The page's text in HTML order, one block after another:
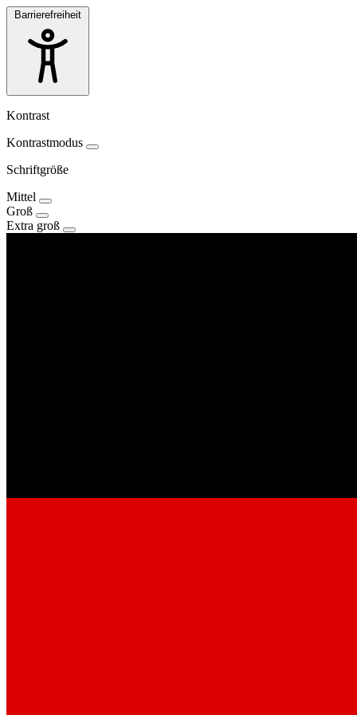
Barrierefreiheit
Kontrast
Kontrastmodus
Schriftgröße
Mittel
Groß
Extra groß